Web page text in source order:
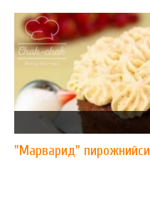
"Марварид" пирожнийси